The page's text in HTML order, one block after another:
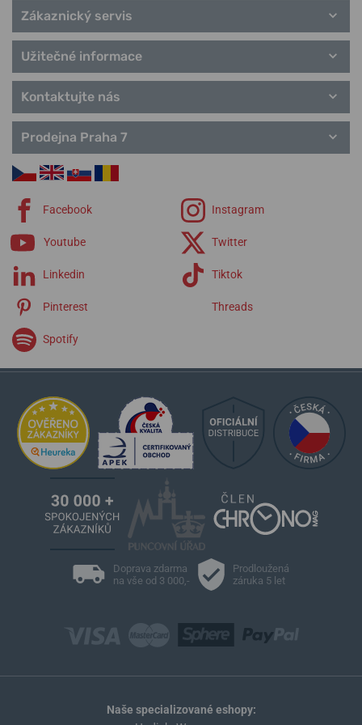
Zákaznický servis
Užitečné informace
Kontaktujte nás
Prodejna Praha 7
Facebook Instagram
Youtube Twitter
Linkedin Tiktok
Pinterest Threads
Spotify
Doprava zdarma
na vše od 3 000,-
Prodloužená
záruka 5 let
Naše specializované eshopy: